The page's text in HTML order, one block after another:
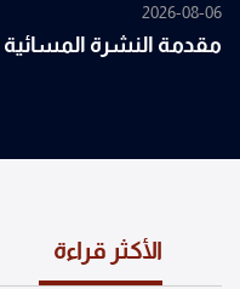
2026-08-06
مقدمة النشرة المسائية 06-08-2026
الأكثر قراءة